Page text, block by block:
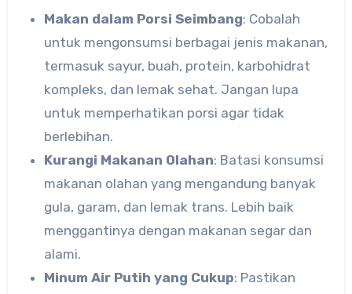
Makan dalam Porsi Seimbang: Cobalah
untuk mengonsumsi berbagai jenis makanan,
termasuk sayur, buah, protein, karbohidrat
kompleks, dan lemak sehat. Jangan lupa
untuk memperhatikan porsi agar tidak
berlebihan.
Kurangi Makanan Olahan: Batasi konsumsi
makanan olahan yang mengandung banyak
gula, garam, dan lemak trans. Lebih baik
menggantinya dengan makanan segar dan
alami.
Minum Air Putih yang Cukup: Pastikan